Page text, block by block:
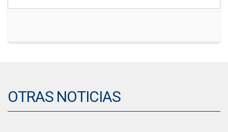
OTRAS NOTICIAS